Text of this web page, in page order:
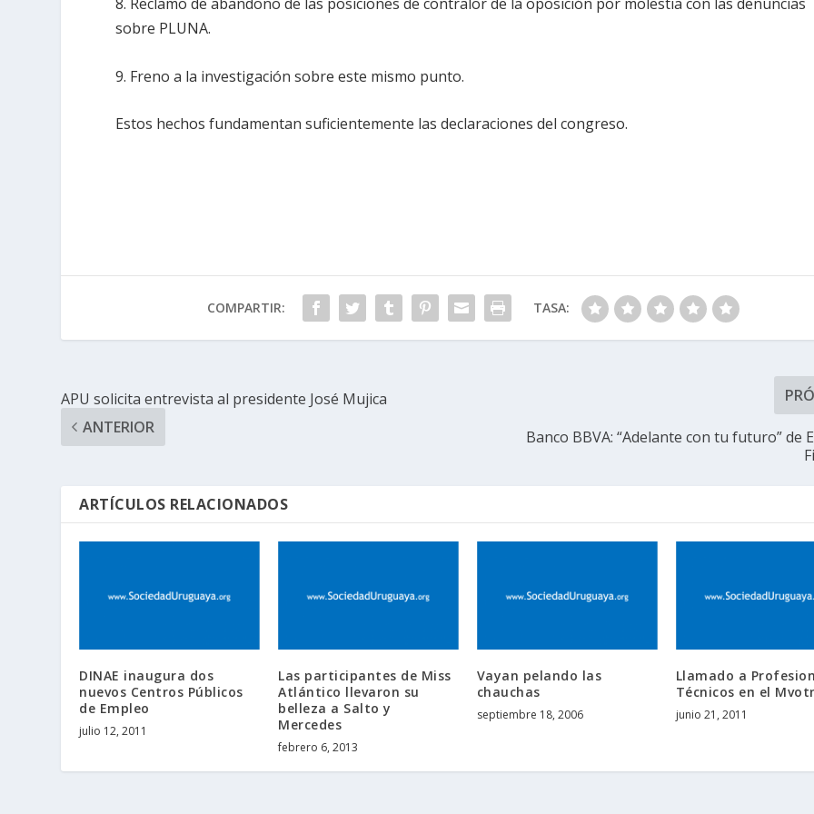
sobre PLUNA.
9. Freno a la investigación sobre este mismo punto.
Estos hechos fundamentan suficientemente las declaraciones del congreso.
COMPARTIR: TASA:
APU solicita entrevista al presidente José Mujica
ANTERIOR
Banco BBVA: “Adelante con tu futuro” de
ARTÍCULOS RELACIONADOS
DINAE inaugura dos
nuevos Centros Públicos
de Empleo
julio 12, 2011
Las participantes de Miss
Atlántico llevaron su
belleza a Salto y
Mercedes
febrero 6, 2013
Vayan pelando las
chauchas
septiembre 18, 2006
Llamado a
Técnicos en el
junio 21, 2011